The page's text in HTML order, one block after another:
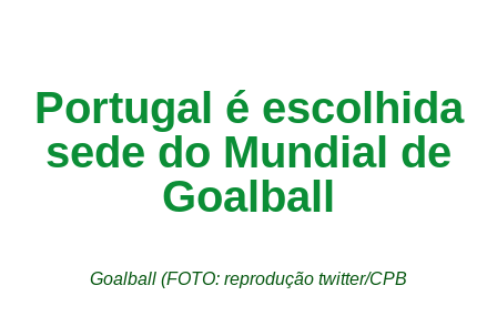
Portugal é escolhida
sede do Mundial de
Goalball
Goalball (FOTO: reprodução twitter/CPB